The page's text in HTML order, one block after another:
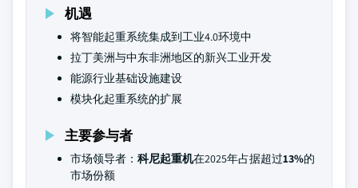
机遇
将智能起重系统集成到工业4.0环境中
拉丁美洲与中东非洲地区的新兴工业开发
能源行业基础设施建设
模块化起重系统的扩展
主要参与者
市场领导者： 科尼起重机在2025年占据超过13%的
市场份额